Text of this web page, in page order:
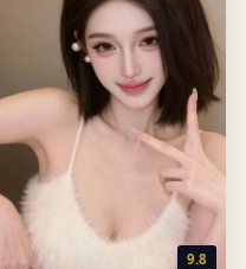
9.8